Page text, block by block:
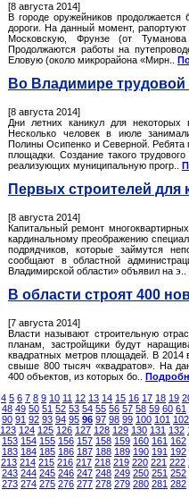
[8 августа 2014]
В городе оружейников продолжается
дороги. На данный момент,
Московскую, Фрунзе (от Туманова
Продолжаются работы на
Еловую (около микрорайона «Мирн..
Во Владимире
[8 августа 2014]
Дни летних каникул для некоторых
Несколько человек в июле
Полины Осипенко и Северной. Ребята
площадки. Создание такого
реализующих муниципальную прогр..
Первых строителей для
[8 августа 2014]
Капитальный ремонт
кардинальному преображению
подрядчиков, которые займутся
сообщают в областной
Владимирской области» объявил на э..
В области строят 400
[7 августа 2014]
Власти называют строительную
планам, застройщики будут
квадратных метров площадей. В 2014
свыше 800 тысяч «квадратов». На
400 объектов, из которых бо..
4 5 6 7 8 9 10 11 12 13 14 15 16 17 18 19
48 49 50 51 52 53 54 55 56 57 58 59 60 61
90 91 92 93 94 95 96 97 98 99 100 101 102
123 124 125 126 127 128 129 130 131 132
153 154 155 156 157 158 159 160 161 162
183 184 185 186 187 188 189 190 191 192
213 214 215 216 217 218 219 220 221 222
243 244 245 246 247 248 249 250 251 252
273 274 275 276 277 278 279 280 281 282